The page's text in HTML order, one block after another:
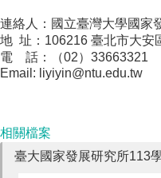
刊
口
試
所
學
連絡人：國立臺灣大學國
地 址：106216 臺北市⼤安
電 話：（02）33663321
Email: liyiyin@ntu.edu.tw
相關檔案
臺大國家發展研究所113